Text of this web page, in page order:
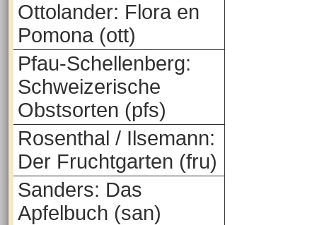
Ottolander: Flora en
Pomona (ott)
Pfau-Schellenberg:
Schweizerische
Obstsorten (pfs)
Rosenthal / Ilsemann:
Der Fruchtgarten (fru)
Sanders: Das
Apfelbuch (san)